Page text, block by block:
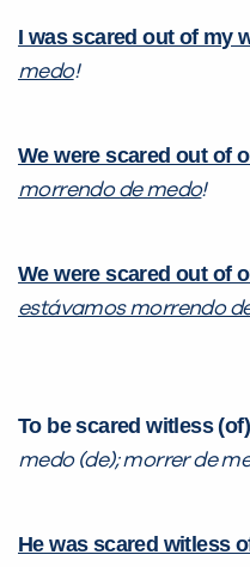
I was scared out of my
medo!
We were scared out of
morrendo de medo!
We were scared out of
estávamos morrendo
To be scared witless (of)
medo (de); morrer de
He was scared witless